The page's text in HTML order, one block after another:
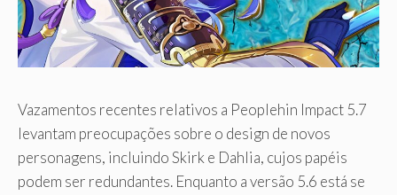
Vazamentos recentes relativos a Peoplehin Impact 5.7
levantam preocupações sobre o design de novos
personagens, incluindo Skirk e Dahlia, cujos papéis
podem ser redundantes. Enquanto a versão 5.6 está se